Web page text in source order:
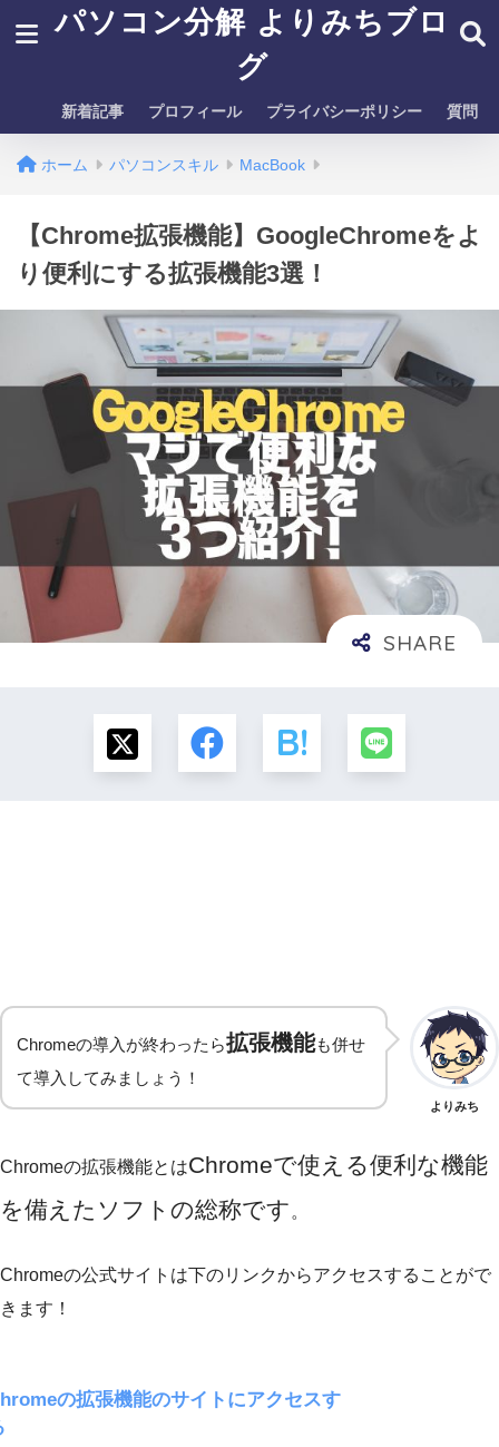
パソコン分解 よりみちブロ
グ
新着記事 プロフィール プライバシーポリシー 質問
ホーム パソコンスキル MacBook
【Chrome拡張機能】GoogleChromeをよ
り便利にする拡張機能3選！
Chromeの導入が終わったら拡張機能も併せ
て導入してみましょう！
よりみち
Chromeの拡張機能とはChromeで使える便利な機能
を備えたソフトの総称です 。
Chromeの公式サイトは下のリンクからアクセスすることがで
きます！
の拡張機能のサイトにアクセスす